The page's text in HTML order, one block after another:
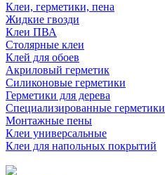
Клеи, герметики, пена
Жидкие гвозди
Клеи ПВА
Столярные клеи
Клей для обоев
Акриловый герметик
Силиконовые герметики
Герметики для дерева
Специализированные герметики
Монтажные пены
Клеи универсальные
Клеи для напольных покрытий